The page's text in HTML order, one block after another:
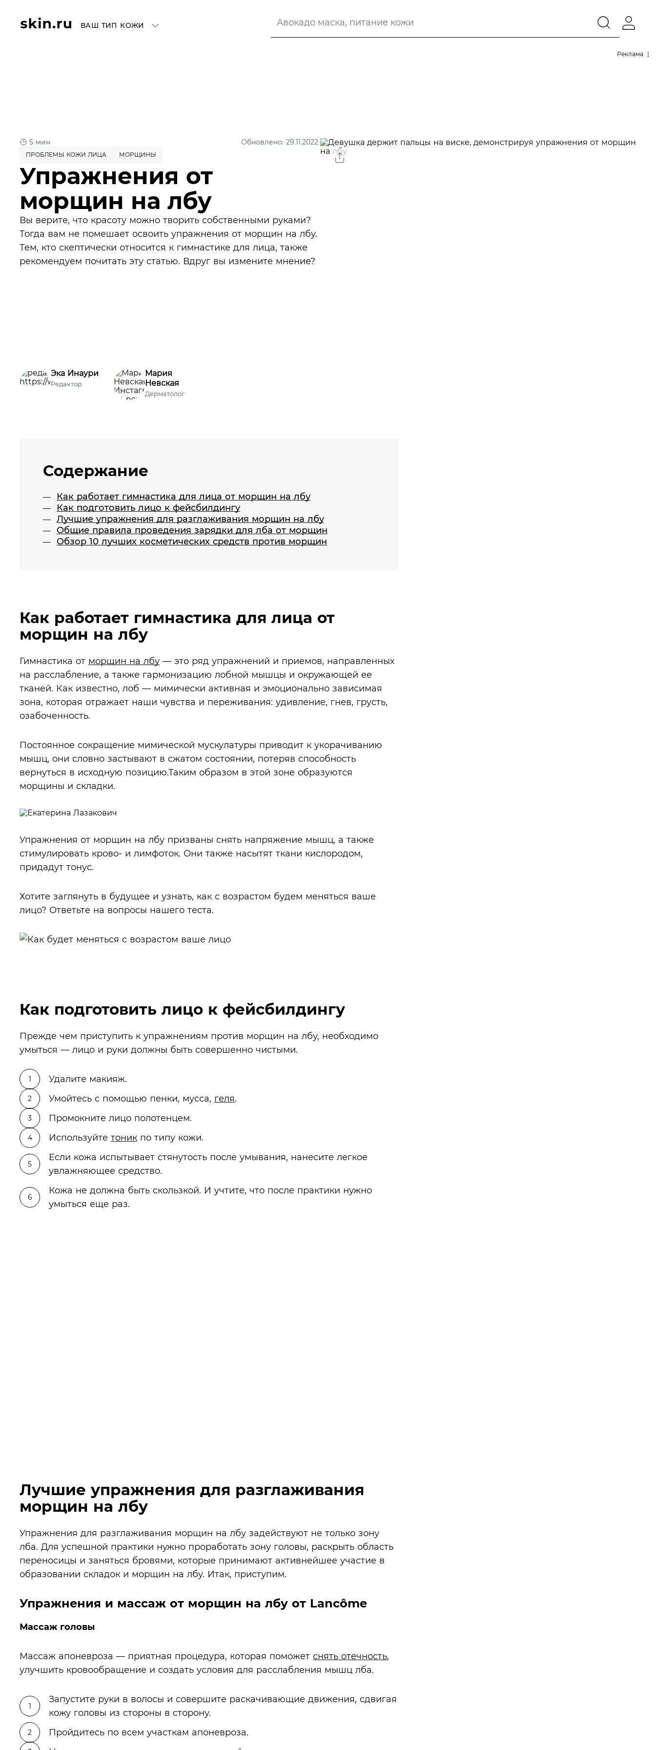
ВАШ ТИП КОЖИ
Реклама
5 мин Обновлено: 29.11.2022
ПРОБЛЕМЫ КОЖИ ЛИЦА МОРЩИНЫ
Упражнения от
морщин на лбу
Вы верите, что красоту можно творить собственными руками?
Тогда вам не помешает освоить упражнения от морщин на лбу.
Тем, кто скептически относится к гимнастике для лица, также
рекомендуем почитать эту статью. Вдруг вы измените мнение?
Эка Инаури
Редактор
Мария
Невская
Дерматолог
Содержание
Как работает гимнастика для лица от морщин на лбу
Как подготовить лицо к фейсбилдингу
Лучшие упражнения для разглаживания морщин на лбу
Общие правила проведения зарядки для лба от морщин
Обзор 10 лучших косметических средств против морщин
Как работает гимнастика для лица от
морщин на лбу
Гимнастика от морщин на лбу — это ряд упражнений и приемов, направленных
на расслабление, а также гармонизацию лобной мышцы и окружающей ее
тканей. Как известно, лоб — мимически активная и эмоционально зависимая
зона, которая отражает наши чувства и переживания: удивление, гнев, грусть,
озабоченность.
Постоянное сокращение мимической мускулатуры приводит к укорачиванию
мышц, они словно застывают в сжатом состоянии, потеряв способность
вернуться в исходную позицию.Таким образом в этой зоне образуются
морщины и складки.
Упражнения от морщин на лбу призваны снять напряжение мышц, а также
стимулировать крово- и лимфоток. Они также насытят ткани кислородом,
придадут тонус.
Хотите заглянуть в будущее и узнать, как с возрастом будем меняться ваше
лицо? Ответьте на вопросы нашего теста.
Как подготовить лицо к фейсбилдингу
Прежде чем приступить к упражнениям против морщин на лбу, необходимо
умыться — лицо и руки должны быть совершенно чистыми.
Удалите макияж.
Умойтесь с помощью пенки, мусса, геля.
Промокните лицо полотенцем.
Используйте тоник по типу кожи.
Если кожа испытывает стянутость после умывания, нанесите легкое
увлажняющее средство.
Кожа не должна быть скользкой. И учтите, что после практики нужно
умыться еще раз.
Лучшие упражнения для разглаживания
морщин на лбу
Упражнения для разглаживания морщин на лбу задействуют не только зону
лба. Для успешной практики нужно проработать зону головы, раскрыть область
переносицы и заняться бровями, которые принимают активнейшее участие в
образовании складок и морщин на лбу. Итак, приступим.
Упражнения и массаж от морщин на лбу от Lancôme
Массаж головы
Массаж апоневроза — приятная процедура, которая поможет снять отечность,
улучшить кровообращение и создать условия для расслабления мышц лба.
Запустите руки в волосы и совершите раскачивающие движения, сдвигая
кожу головы из стороны в сторону.
Пройдитесь по всем участкам апоневроза.